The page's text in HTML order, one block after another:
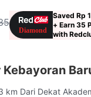
Saved Rp
+ Earn 35
with
km Dari Dekat